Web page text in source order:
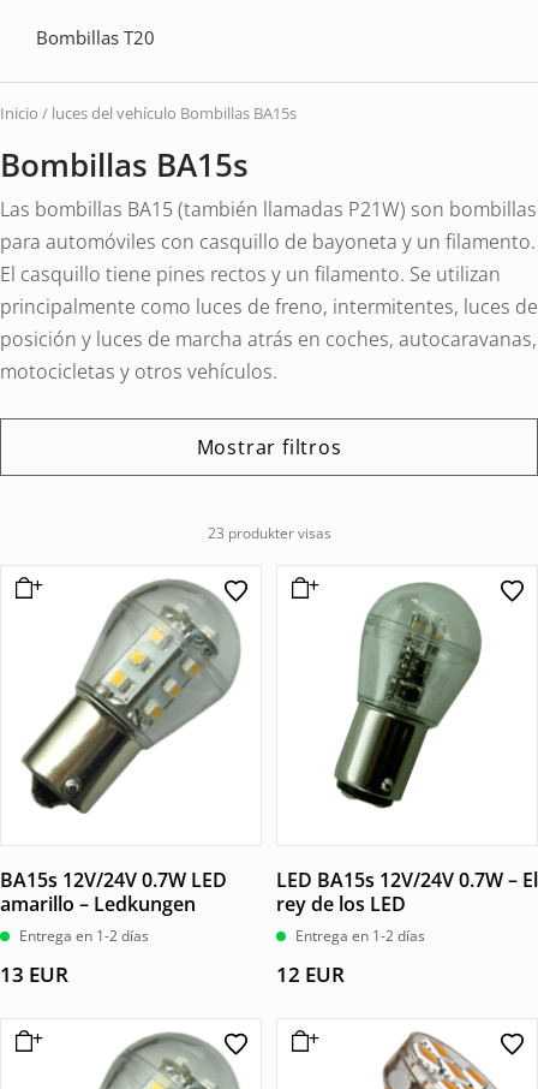
Bombillas T20
Inicio / luces del vehículo Bombillas BA15s
Bombillas BA15s
Las bombillas BA15 (también llamadas P21W) son bombillas
para automóviles con casquillo de bayoneta y un filamento.
El casquillo tiene pines rectos y un filamento. Se utilizan
principalmente como luces de freno, intermitentes, luces de
posición y luces de marcha atrás en coches, autocaravanas,
motocicletas y otros vehículos.
Mostrar filtros
23 produkter visas
BA15s 12V/24V 0.7W LED
amarillo – Ledkungen
Entrega en 1-2 días
13 EUR
LED BA15s 12V/24V 0.7W – El
rey de los LED
Entrega en 1-2 días
12 EUR